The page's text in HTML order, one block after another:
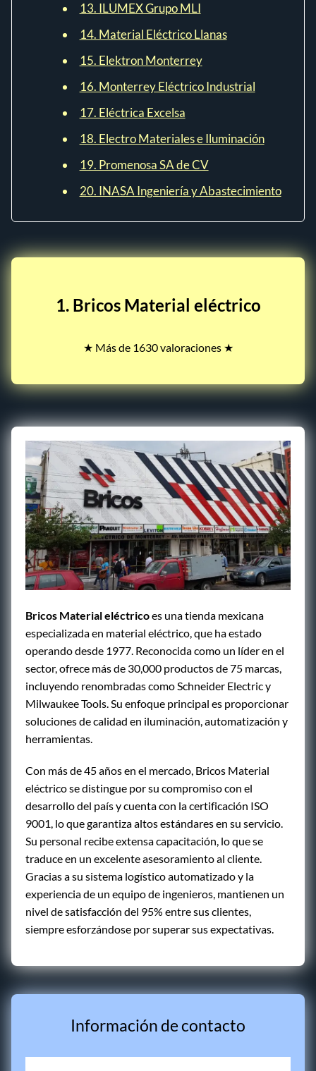
13. ILUMEX Grupo MLI
14. Material Eléctrico Llanas
15. Elektron Monterrey
16. Monterrey Eléctrico Industrial
17. Eléctrica Excelsa
18. Electro Materiales e Iluminación
19. Promenosa SA de CV
20. INASA Ingeniería y Abastecimiento
1. Bricos Material eléctrico
★ Más de 1630 valoraciones ★
Bricos Material eléctricoes una tienda mexicana
especializada en material eléctrico, que ha estado
operando desde 1977. Reconocida como un líder en el
sector, ofrece más de 30,000 productos de 75 marcas,
incluyendo renombradas como Schneider Electric y
Milwaukee Tools. Su enfoque principal es proporcionar
soluciones de calidad en iluminación, automatización y
herramientas.
Con más de 45 años en el mercado, Bricos Material
eléctrico se distingue por su compromiso con el
desarrollo del país y cuenta con la certificación ISO
9001, lo que garantiza altos estándares en su servicio.
Su personal recibe extensa capacitación, lo que se
traduce en un excelente asesoramiento al cliente.
Gracias a su sistema logístico automatizado y la
experiencia de un equipo de ingenieros, mantienen un
nivel de satisfacción del 95% entre sus clientes,
siempre esforzándose por superar sus expectativas.
Información de contacto